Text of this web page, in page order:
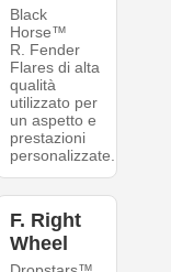
Black
Horse™
R. Fender
Flares di alta
qualità
utilizzato per
un aspetto e
prestazioni
personalizzate.
F. Right
Wheel